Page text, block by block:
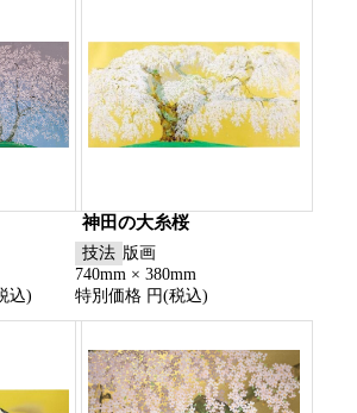
込)
神田の大糸桜
技法 版画
740mm × 380mm
特別価格 円(税込)